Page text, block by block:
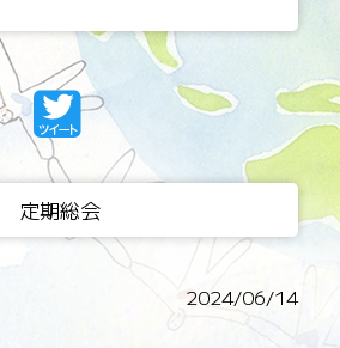
定期総会
2024/06/14